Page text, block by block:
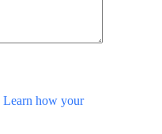
Learn how your